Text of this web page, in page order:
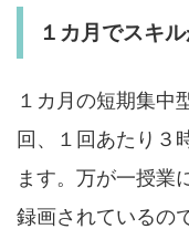
１カ月でスキ
１カ月の短期集中
回、１回あたり３
ます。万が一授業
録画されているの